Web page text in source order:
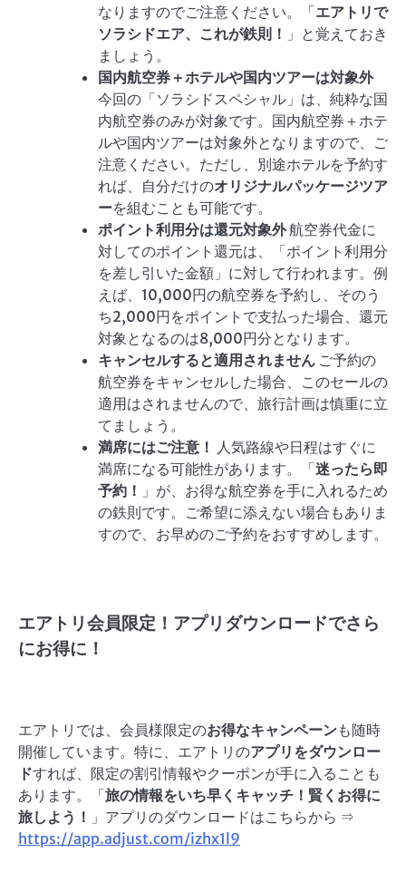
なりますのでご注意ください。「エアトリで
ソラシドエア、これが鉄則！ 」と覚えておき
ましょう。
国内航空券＋ホテルや国内ツアーは対象外
今回の「ソラシドスペシャル」は、純粋な国
内航空券のみが対象です。国内航空券＋ホテ
ルや国内ツアーは対象外となりますので、ご
注意ください。ただし、別途ホテルを予約す
れば、自分だけのオリジナルパッケージツア
ーを組むことも可能です。
ポイント利用分は還元対象外航空券代金に
対してのポイント還元は、「ポイント利用分
を差し引いた金額」に対して行われます。例
えば、10,000円の航空券を予約し、そのう
ち2,000円をポイントで支払った場合、還元
対象となるのは8,000円分となります。
キャンセルすると適用されません ご予約の
航空券をキャンセルした場合、このセールの
適用はされませんので、旅行計画は慎重に立
てましょう。
満席にはご注意！
人気路線や日程はすぐに
満席になる可能性があります。「迷ったら即
予約！ 」が、お得な航空券を手に入れるため
の鉄則です。ご希望に添えない場合もありま
すので、お早めのご予約をおすすめします。
エアトリ会員限定！アプリダウンロードでさら
にお得に！
エアトリでは、会員様限定のお得なキャンペーンも随時
開催しています。特に、エアトリのアプリをダウンロー
ドすれば、限定の割引情報やクーポンが手に入ることも
あります。「旅の情報をいち早くキャッチ！賢くお得に
旅しよう！ 」アプリのダウンロードはこちらから ⇒
https://app.adjust.com/izhx1l9